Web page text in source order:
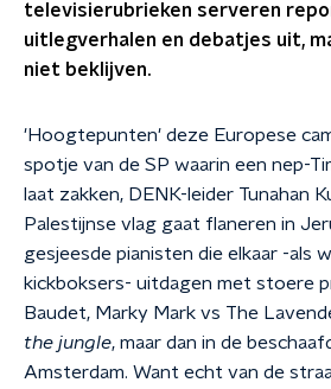
televisierubrieken serveren
uitlegverhalen en debatjes uit,
niet beklijven.
'Hoogtepunten' deze Europese
spotje van de SP waarin een nep-
laat zakken, DENK-leider Tunahan
Palestijnse vlag gaat flaneren in
gesjeesde pianisten die elkaar -als
kickboksers- uitdagen met stoere
Baudet, Marky Mark vs The
the jungle, maar dan in de
Amsterdam. Want echt van de